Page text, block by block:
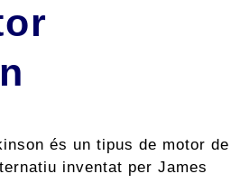
és un tipus de motor de
inventat per James